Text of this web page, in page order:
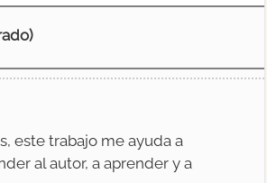
este trabajo me ayuda a
al autor, a aprender y a